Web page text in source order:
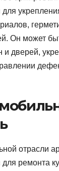
для
Он может
и дверей,
отрасли
для ремонта